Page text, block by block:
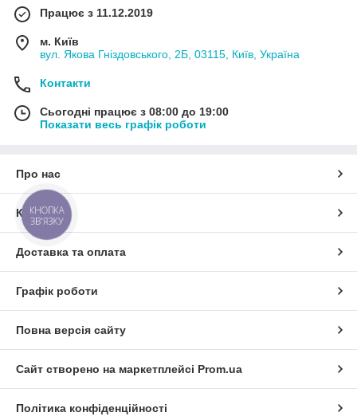
Працює з 11.12.2019
м. Київ
вул. Якова Гніздовського, 2Б, 03115, Київ, Україна
Контакти
Сьогодні працює з 08:00 до 19:00
Показати весь графік роботи
Про нас
Контакти
Доставка та оплата
Графік роботи
Повна версія сайту
Сайт створено на маркетплейсі Prom.ua
Політика конфіденційності
КНОПКА
ЗВ'ЯЗКУ